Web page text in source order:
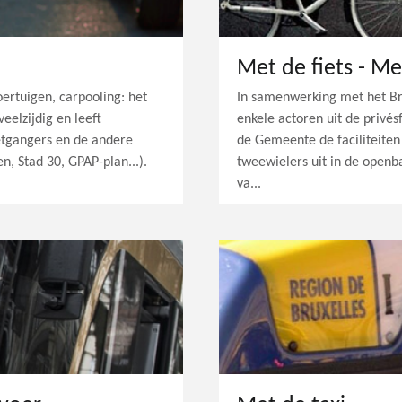
carpooling: het
en leeft
en de andere
Stad 30, GPAP-plan...).
Met de fiets -
In samenwerking met het
enkele actoren uit de
de Gemeente de
tweewielers uit in de
va...